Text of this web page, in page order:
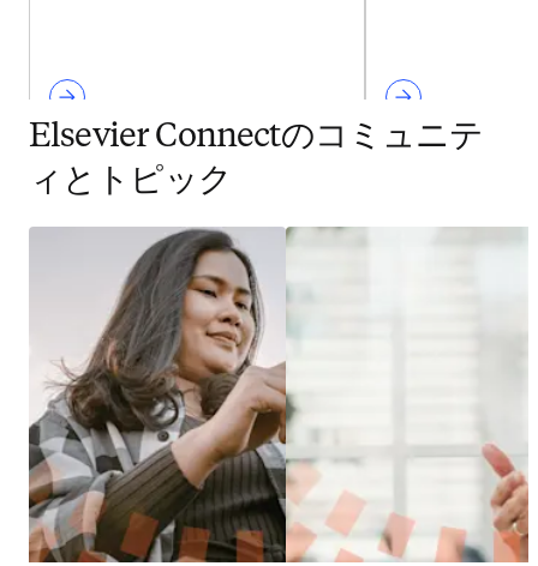
Elsevier Connectのコミュニテ
ィとトピック